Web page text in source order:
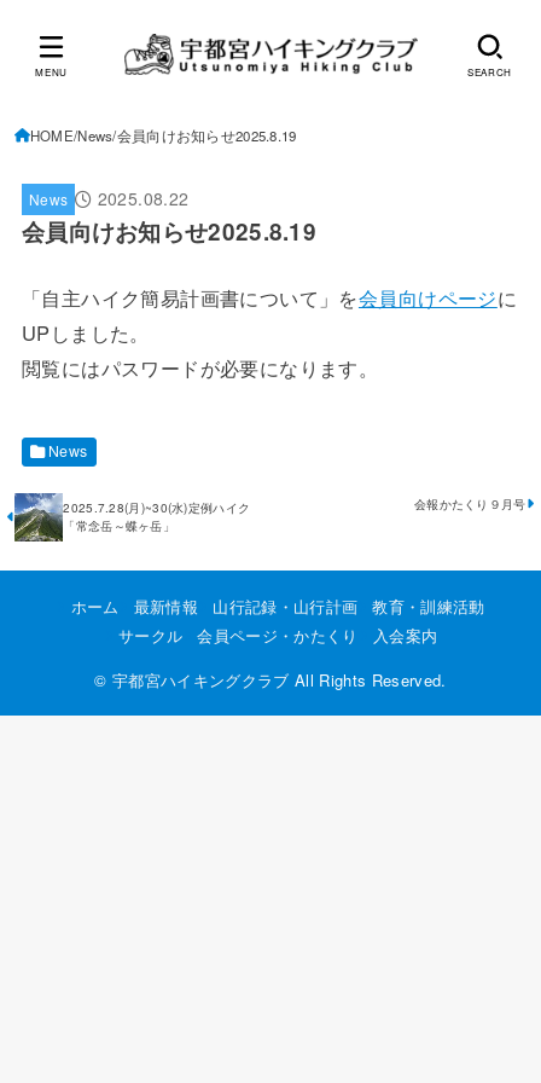
SEARCH
MENU
HOME News 会員向けお知らせ2025.8.19
News 2025.08.22
会員向けお知らせ2025.8.19
「自主ハイク簡易計画書について」を会員向けページに
UPしました。
閲覧にはパスワードが必要になります。
News
2025.7.28(月)~30(水)定例ハイク
「常念岳～蝶ヶ岳」
会報かたくり９月号
ホーム 最新情報 山行記録・山行計画
教育・訓練活動
サークル
会員ページ・かたくり
入会案内
©宇都宮ハイキングクラブ All Rights Reserved.